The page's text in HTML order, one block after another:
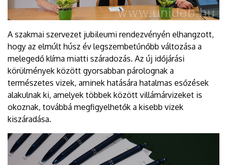
A szakmai szervezet jubileumi rendezvényén elhangzott,
hogy az elmúlt húsz év legszembetűnőbb változása a
melegedő klíma miatti száradozás. Az új időjárási
körülmények között gyorsabban párolognak a
természetes vizek, aminek hatására hatalmas esőzések
alakulnak ki, amelyek többek között villámárvizeket is
okoznak, továbbá megfigyelhetők a kisebb vizek
kiszáradása.